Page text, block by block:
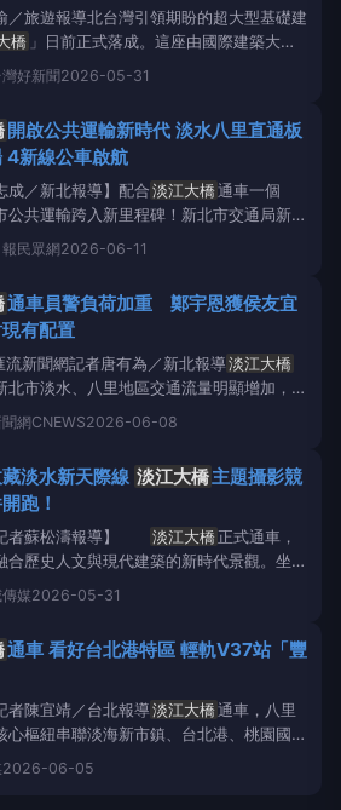
／旅遊報導北台灣引領期盼的超大型基礎建
橋 」日前正式落成。這座由國際建築大師
（ZahaHadid）團隊設計的單塔不對稱斜
大幅縮短淡水與八里之間的交通時間，更以
新、也最具話題性的國際級地標。隨著淡
灣好新聞2026-05-31
開啟公共運輸新時代 淡水八里直通板
4新線公車啟航
成／新北報導】配合淡江大橋通車一個
公共運輸跨入新里程碑！新北市交通局新闢
快線」、「989機場快線」、「990機場快
淡水八里觀光公車」等4條公車路線，自
、板橋，單
民眾網2026-06-11
通車員警負荷加重 鄭宇恩獲侯友宜
有配置
流新聞網記者唐有為／新北報導淡江大橋
北市淡水、八里地區交通流量明顯增加，也
力面臨更大執勤壓力。新北市議員鄭宇恩近
質詢中，針對淡水分局等地警力不足問題，
勤務負擔，增加預算員額，強化地方治安與
網CNEWS2026-06-08
淡水新天際線 淡江大橋主題攝影競
跑！
記者蘇松濤報導】 淡江大橋正式通車，
合歷史人文與現代建築的新時代景觀。坐落
的滬尾藝文休閒園區，憑藉絕佳地理位置與
成為近距離欣賞
文創實業股份有限公司特別舉辦「光影滬
傳媒2026-05-31
通車 看好台北港特區 輕軌V37站「豐
者陳宜靖／台北報導淡江大橋通車，八里
心樞紐串聯淡海新市鎮、台北港、桃園國際
線快速道路，八里在
尤其
2026-06-05